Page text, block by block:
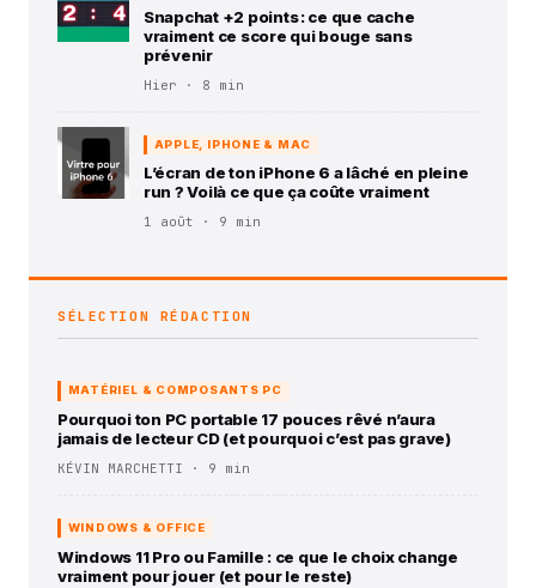
Snapchat +2 points : ce que cache
vraiment ce score qui bouge sans
prévenir
Hier · 8 min
APPLE, IPHONE & MAC
L’écran de ton iPhone 6 a lâché en pleine
run ? Voilà ce que ça coûte vraiment
1 août · 9 min
SÉLECTION RÉDACTION
MATÉRIEL & COMPOSANTS PC
Pourquoi ton PC portable 17 pouces rêvé n’aura
jamais de lecteur CD (et pourquoi c’est pas grave)
KÉVIN MARCHETTI · 9 min
WINDOWS & OFFICE
Windows 11 Pro ou Famille : ce que le choix change
vraiment pour jouer (et pour le reste)